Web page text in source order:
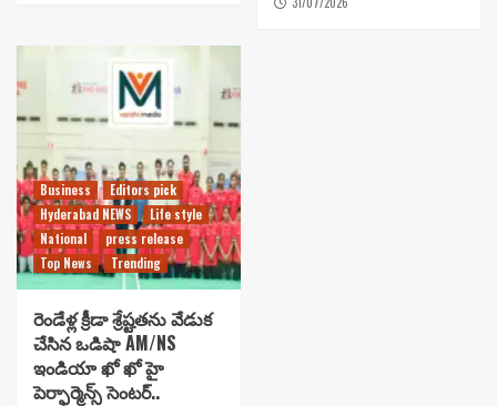
Business
Editors pick
Hyderabad NEWS
Life style
National
press release
Top News
Trending
రెండేళ్ల క్రీడా శ్రేష్టతను వేడుక
చేసిన ఒడిషా AM/NS
ఇండియా ఖో ఖో హై
పెర్ఫార్మెన్స్ సెంటర్..